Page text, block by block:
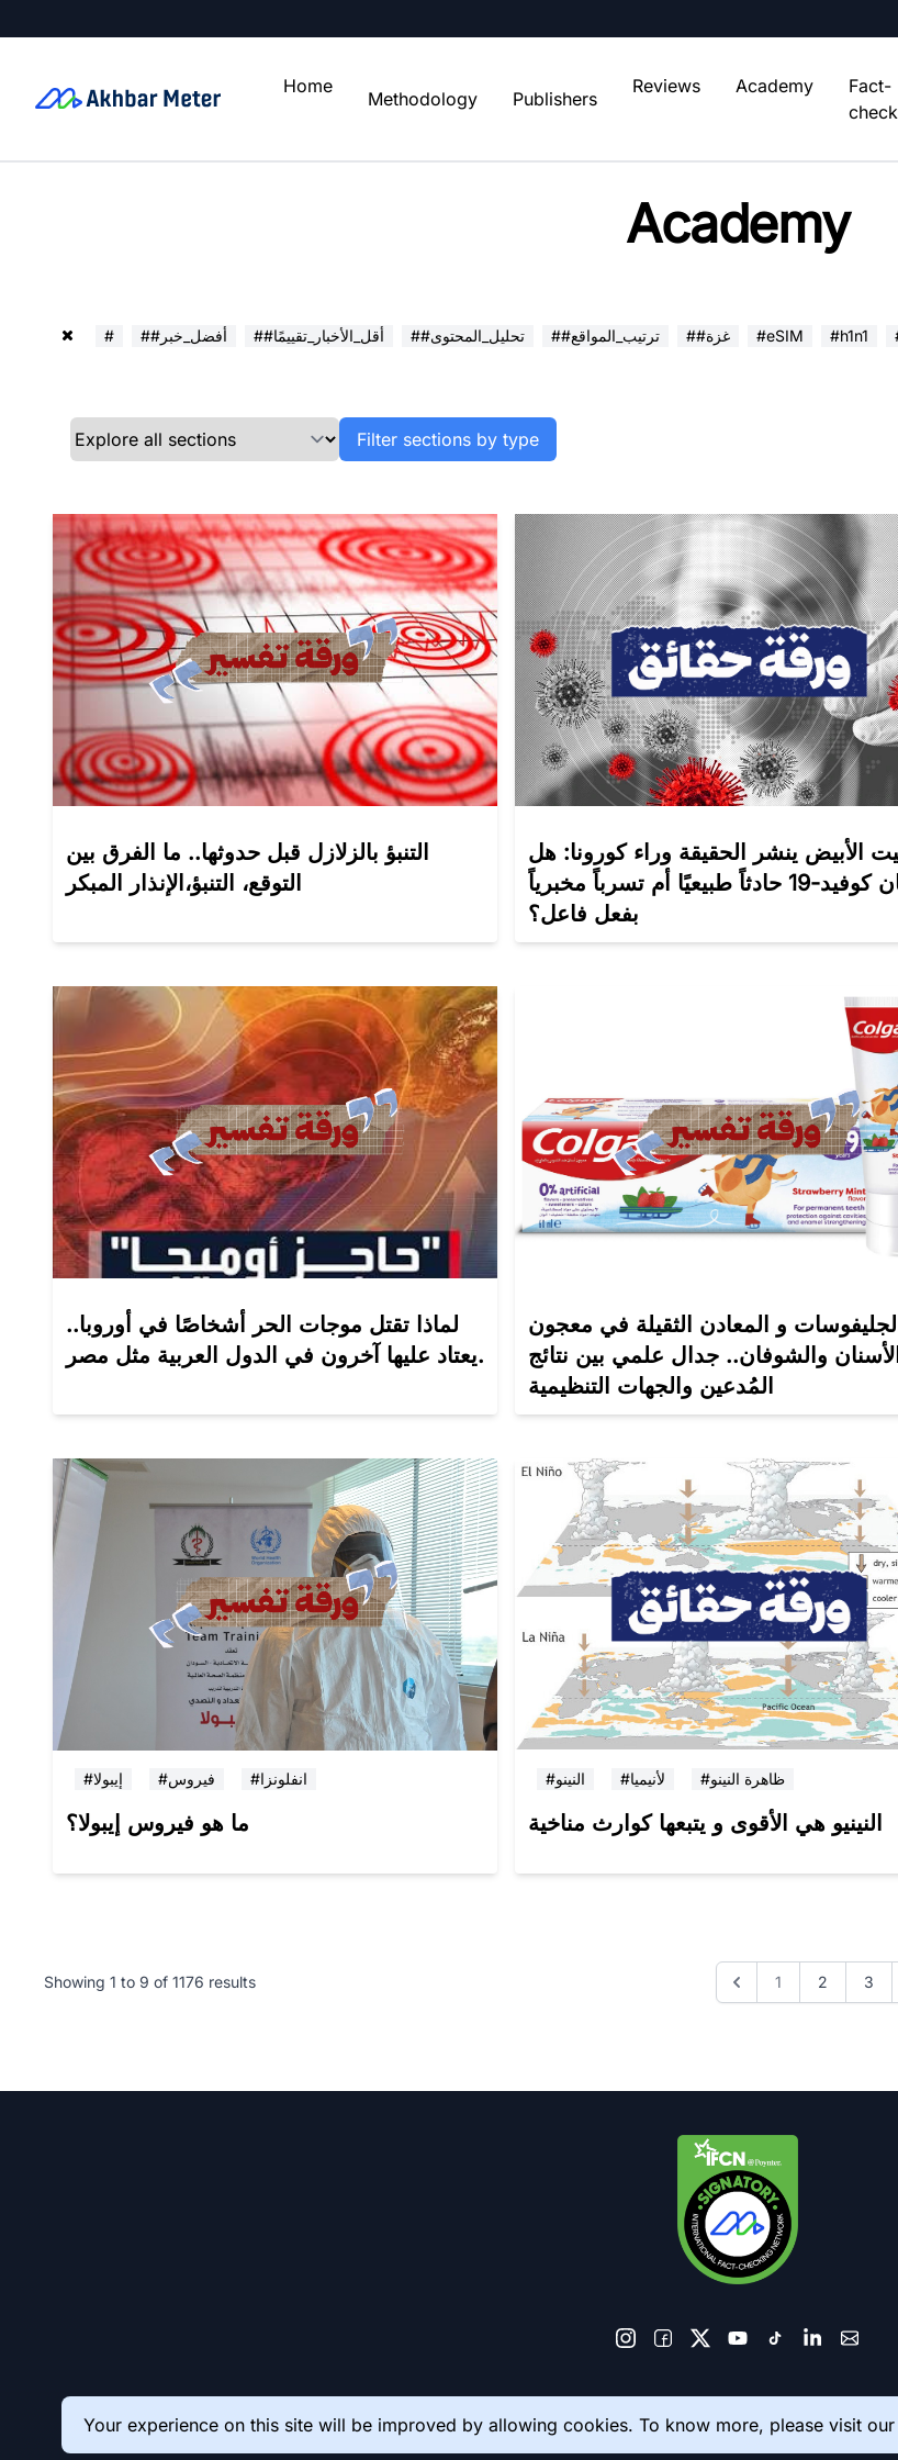
Home
Methodology Publishers
Reviews Academy
Fact-
Academy
# ##أفضل_خبر ##أقل_الأخبار_تقييمًا ##تحليل_المحتوى ##ترتيب_المواقع ##غزة #eSIM #h1n1
Filter sections by type
التنبؤ بالزلازل قبل حدوثها.. ما الفرق بين
التوقع، التنبؤ،الإنذار المبكر
الأبيض ينشر الحقيقة وراء كورونا: هل
كان كوفيد-19 حادثاً طبيعيًا أم تسرباً مخبرياً
بفعل فاعل؟
لماذا تقتل موجات الحر أشخاصًا في أوروبا..
يعتاد عليها آخرون في الدول العربية مثل مصر.
الجليفوسات و المعادن الثقيلة في معجون
الأسنان والشوفان.. جدال علمي بين نتائج
المُدعين والجهات التنظيمية
#إيبولا #فيروس #انفلونزا
ما هو فيروس إيبولا؟
#النينو #لأنيميا #ظاهرة النينو
النينيو هي الأقوى و يتبعها كوارث مناخية
Showing 1 to 9 of 1176 results 1 2 3
Your experience on this site will be improved by allowing cookies. To know more, please visit